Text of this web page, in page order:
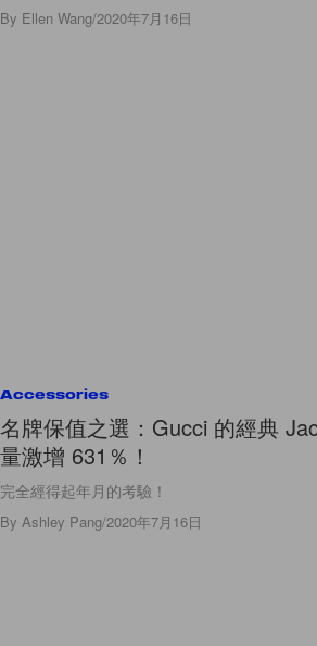
By Ellen Wang/2020年7月16日
Accessories
名牌保值之選：Gucci 的經典
量激增 631％！
完全經得起年月的考驗！
By Ashley Pang/2020年7月16日